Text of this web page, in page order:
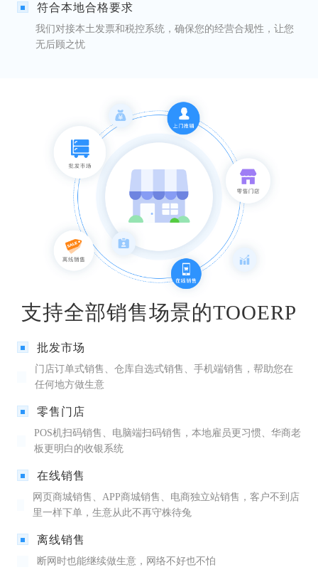
符合本地合格要求
我们对接本土发票和税控系统，确保您的经营合规性，让您
无后顾之忧
支持全部销售场景的TOOERP
批发市场
门店订单式销售、仓库自选式销售、手机端销售，帮助您在
任何地方做生意
零售门店
POS机扫码销售、电脑端扫码销售，本地雇员更习惯、华商老
板更明白的收银系统
在线销售
网页商城销售、APP商城销售、电商独立站销售，客户不到店
里一样下单，生意从此不再守株待兔
离线销售
断网时也能继续做生意，网络不好也不怕